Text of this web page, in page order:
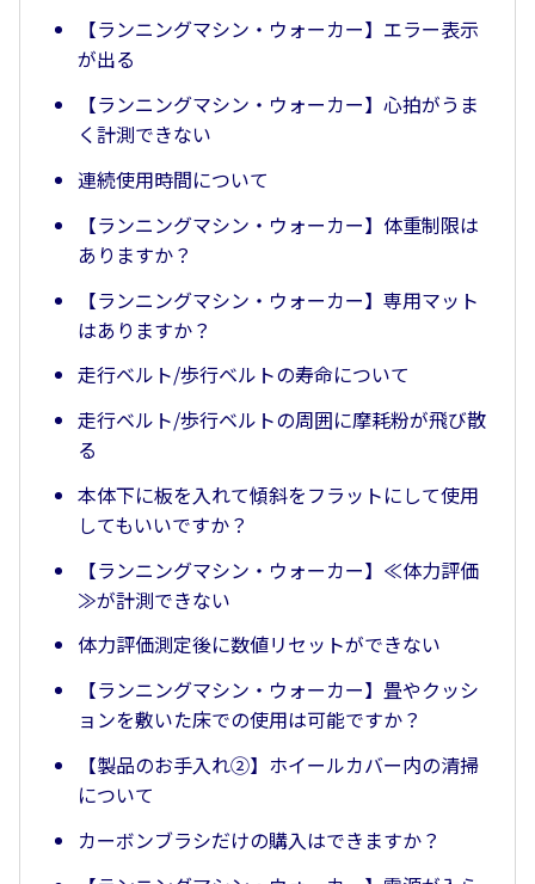
【ランニングマシン・ウォーカー】エラー表示
が出る
【ランニングマシン・ウォーカー】心拍がうま
く計測できない
連続使用時間について
【ランニングマシン・ウォーカー】体重制限は
ありますか？
【ランニングマシン・ウォーカー】専用マット
はありますか？
走行ベルト/歩行ベルトの寿命について
走行ベルト/歩行ベルトの周囲に摩耗粉が飛び散
る
本体下に板を入れて傾斜をフラットにして使用
してもいいですか？
【ランニングマシン・ウォーカー】≪体力評価
≫が計測できない
体力評価測定後に数値リセットができない
【ランニングマシン・ウォーカー】畳やクッシ
ョンを敷いた床での使用は可能ですか？
【製品のお手入れ②】ホイールカバー内の清掃
について
カーボンブラシだけの購入はできますか？